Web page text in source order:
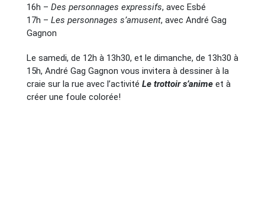
16h – Des personnages expressifs, avec Esbé
17h – Les personnages s’amusent, avec André Gag
Gagnon
Le samedi, de 12h à 13h30, et le dimanche, de 13h30 à
15h, André Gag Gagnon vous invitera à dessiner à la
craie sur la rue avec l’activité Le trottoir s’anime et à
créer une foule colorée!